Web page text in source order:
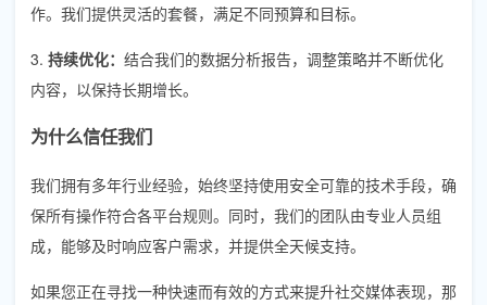
作。我们提供灵活的套餐，满足不同预算和目标。
3. 持续优化： 结合我们的数据分析报告，调整策略并不断优化
内容，以保持长期增长。
为什么信任我们
我们拥有多年行业经验，始终坚持使用安全可靠的技术手段，确
保所有操作符合各平台规则。同时，我们的团队由专业人员组
成，能够及时响应客户需求，并提供全天候支持。
如果您正在寻找一种快速而有效的方式来提升社交媒体表现，那